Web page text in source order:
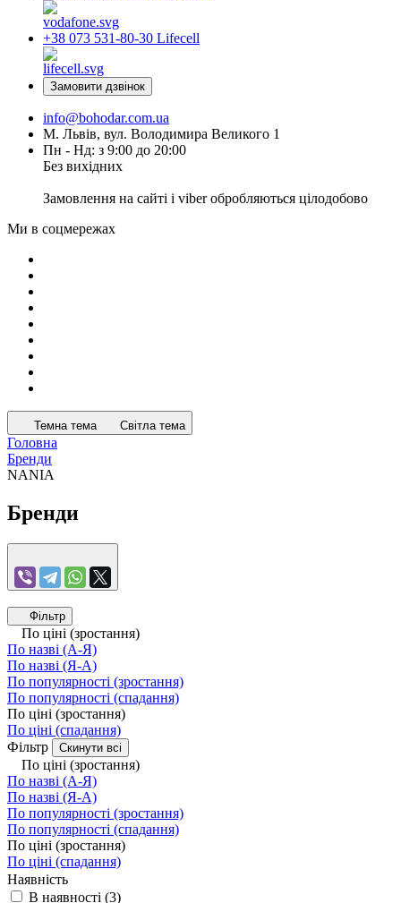
+38 073 531-80-30 Lifecell
Замовити дзвінок
info@bohodar.com.ua
М. Львів, вул. Володимира Великого 1
Пн - Нд: з 9:00 до 20:00
Без вихідних
Замовлення на сайті і viber обробляються цілодобово
Ми в соцмережах
Темна тема Світла тема
Головна
Бренди
NANIA
Бренди
Фільтр
По ціні (зростання)
По назві (А-Я)
По назві (Я-А)
По популярності (зростання)
По популярності (спадання)
По ціні (зростання)
По ціні (спадання)
Фільтр
Скинути всі
По ціні (зростання)
По назві (А-Я)
По назві (Я-А)
По популярності (зростання)
По популярності (спадання)
По ціні (зростання)
По ціні (спадання)
Наявність
В наявності (3)